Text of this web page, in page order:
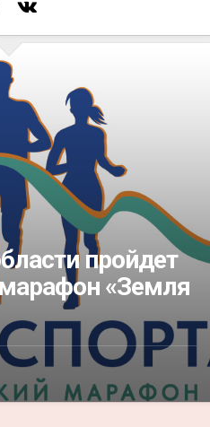
культуры пройдет
«Земля